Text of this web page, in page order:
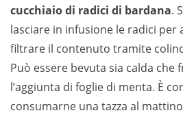
cucchiaio di radici di bardana.
lasciare in infusione le radici per
filtrare il contenuto tramite
Può essere bevuta sia calda che
l’aggiunta di foglie di menta. È
consumarne una tazza al